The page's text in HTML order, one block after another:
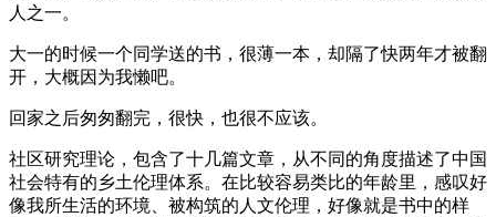
人之一。
大一的时候一个同学送的书，很薄一本，却隔了快两年才被翻
开，大概因为我懒吧。
回家之后匆匆翻完，很快，也很不应该。
社区研究理论，包含了十几篇文章，从不同的角度描述了中国
社会特有的乡土伦理体系。在比较容易类比的年龄里，感叹好
像我所生活的环境、被构筑的人文伦理，好像就是书中的样